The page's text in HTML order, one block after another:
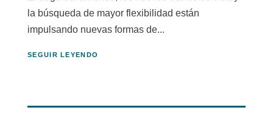
la búsqueda de mayor flexibilidad están
impulsando nuevas formas de...
SEGUIR LEYENDO